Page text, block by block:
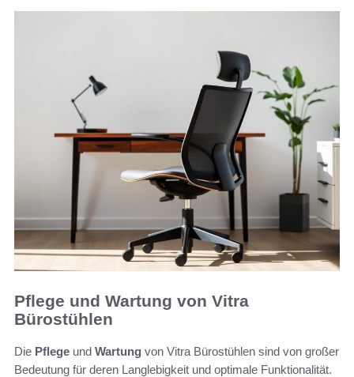
Pflege und Wartung von Vitra
Bürostühlen
Die Pflege und Wartung von Vitra Bürostühlen sind von großer
Bedeutung für deren Langlebigkeit und optimale Funktionalität.